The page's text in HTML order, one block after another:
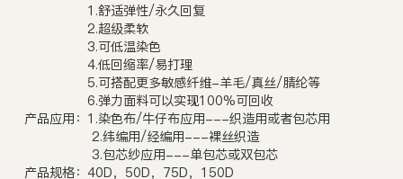
1.舒适弹性/永久回复
2.超级柔软
3.可低温染色
4.低回缩率/易打理
5.可搭配更多敏感纤维-羊毛/真丝/腈纶等
6.弹力面料可以实现100%可回收
产品应用：1.染色布/牛仔布应用---织造用或者包芯用
2.纬编用/经编用---裸丝织造
3.包芯纱应用---单包芯或双包芯
产品规格：40D，50D，75D，150D